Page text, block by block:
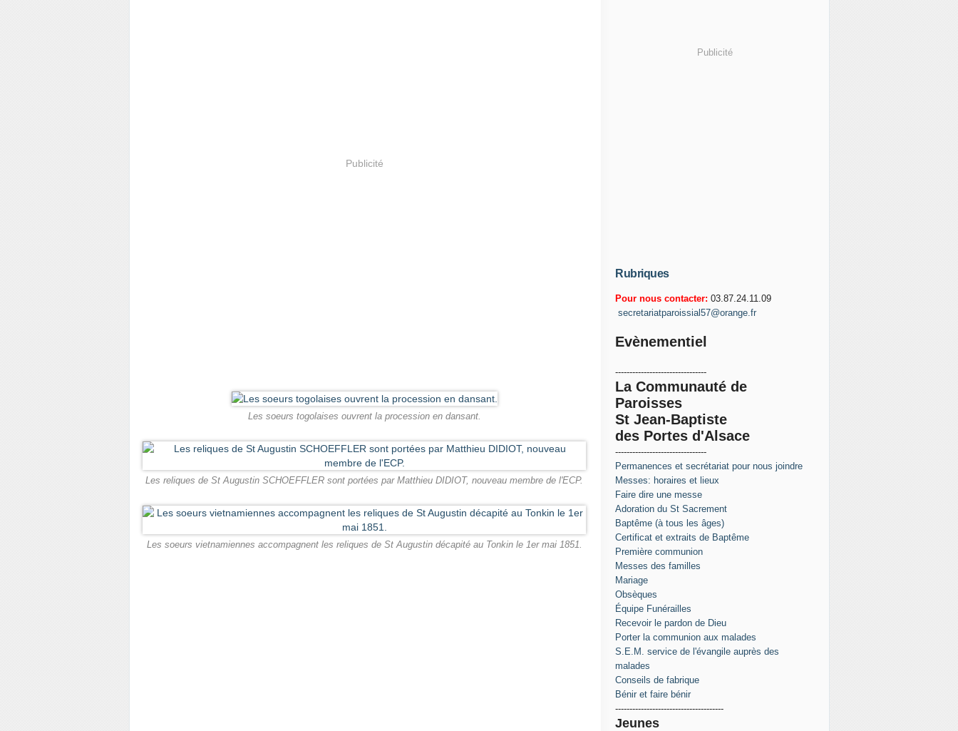
Publicité
Les soeurs togolaises ouvrent la procession en dansant.
Les reliques de St Augustin SCHOEFFLER sont portées par Matthieu DIDIOT, nouveau membre de l'ECP.
Les soeurs vietnamiennes accompagnent les reliques de St Augustin décapité au Tonkin le 1er mai 1851.
Publicité
Rubriques
Pour nous contacter: 03.87.24.11.09
secretariatparoissial57@orange.fr
Evènementiel
--------------------------------
La Communauté de
Paroisses
St Jean-Baptiste
des Portes d'Alsace
--------------------------------
Permanences et secrétariat pour nous joindre
Messes: horaires et lieux
Faire dire une messe
Adoration du St Sacrement
Baptême (à tous les âges)
Certificat et extraits de Baptême
Première communion
Messes des familles
Mariage
Obsèques
Équipe Funérailles
Recevoir le pardon de Dieu
Porter la communion aux malades
S.E.M. service de l'évangile auprès des
malades
Conseils de fabrique
Bénir et faire bénir
--------------------------------------
Jeunes